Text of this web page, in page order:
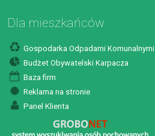
Dla mieszkańców
Gospodarka Odpadami Komunalnymi
Budżet Obywatelski Karpacza
Baza firm
Reklama na stronie
Panel Klienta